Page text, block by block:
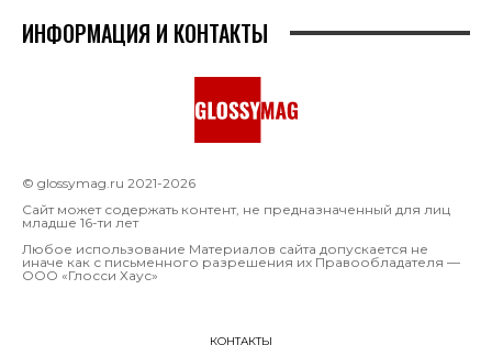
ИНФОРМАЦИЯ И КОНТАКТЫ
© glossymag.ru 2021-2026
Сайт может содержать контент, не предназначенный для лиц
младше 16-ти лет
Любое использование Материалов сайта допускается не
иначе как с письменного разрешения их Правообладателя —
OOO «Глосси Хаус»
КОНТАКТЫ